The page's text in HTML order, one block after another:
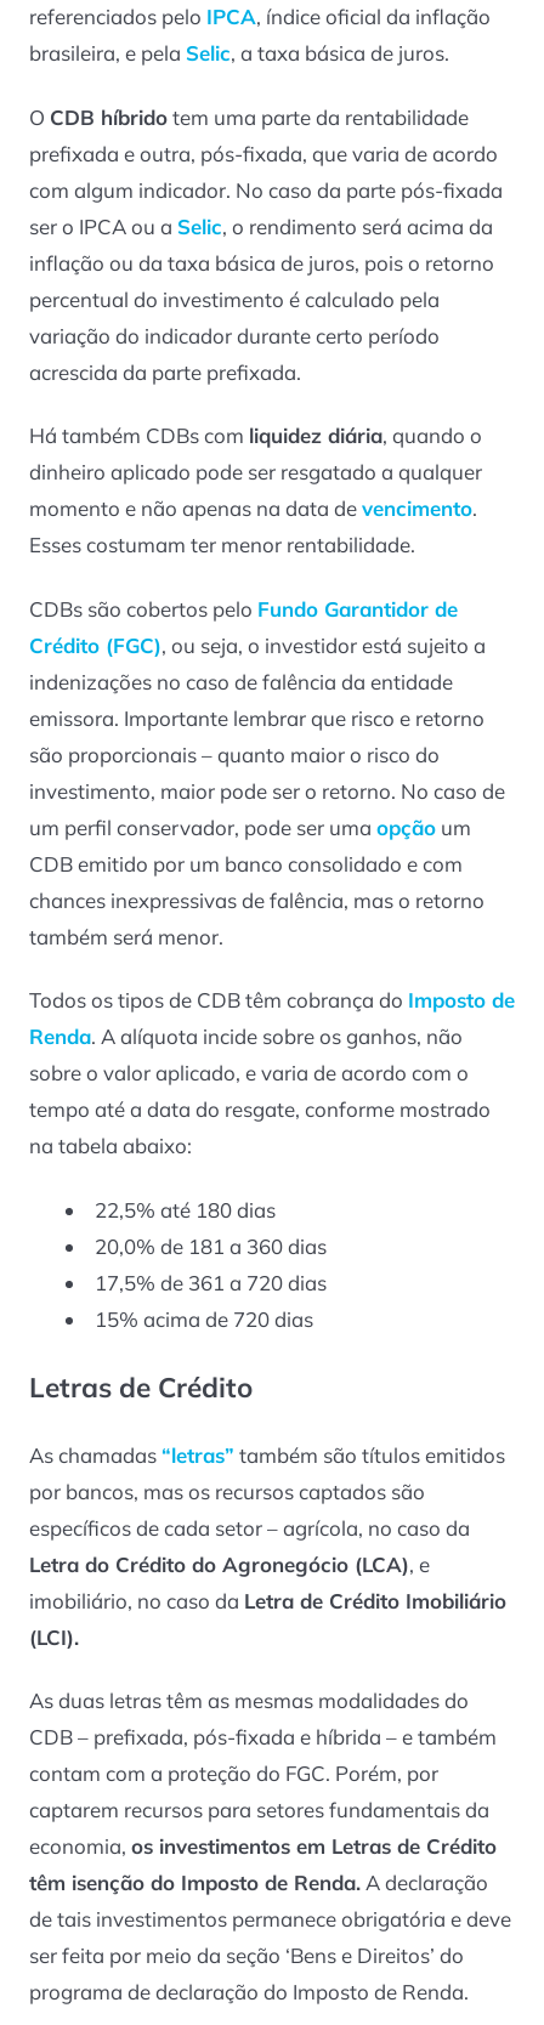
referenciados pelo IPCA, índice oficial da inflação
brasileira, e pela Selic, a taxa básica de juros.
O CDB híbridotem uma parte da rentabilidade
prefixada e outra, pós-fixada, que varia de acordo
com algum indicador. No caso da parte pós-fixada
ser o IPCA ou a Selic, o rendimento será acima da
inflação ou da taxa básica de juros, pois o retorno
percentual do investimento é calculado pela
variação do indicador durante certo período
acrescida da parte prefixada.
Há também CDBs com liquidez diária, quando o
dinheiro aplicado pode ser resgatado a qualquer
momento e não apenas na data devencimento.
Esses costumam ter menor rentabilidade.
CDBs são cobertos pelo Fundo Garantidor de
Crédito (FGC), ou seja, o investidor está sujeito a
indenizações no caso de falência da entidade
emissora. Importante lembrar que risco e retorno
são proporcionais – quanto maior o risco do
investimento, maior pode ser o retorno. No caso de
um perfil conservador, pode ser uma opção um
CDB emitido por um banco consolidado e com
chances inexpressivas de falência, mas o retorno
também será menor.
Todos os tipos de CDB têm cobrança do Imposto de
Renda. A alíquota incide sobre os ganhos, não
sobre o valor aplicado, e varia de acordo com o
tempo até a data do resgate, conforme mostrado
na tabela abaixo:
22,5% até 180 dias
20,0% de 181 a 360 dias
17,5% de 361 a 720 dias
15% acima de 720 dias
Letras de Crédito
As chamadas“letras” também são títulos emitidos
por bancos, mas os recursos captados são
específicos de cada setor – agrícola, no caso da
Letra do Crédito do Agronegócio (LCA), e
imobiliário, no caso da Letra de Crédito Imobiliário
(LCI).
As duas letras têm as mesmas modalidades do
CDB – prefixada, pós-fixada e híbrida – e também
contam com a proteção do FGC. Porém, por
captarem recursos para setores fundamentais da
economia, os investimentos em Letras de Crédito
têm isenção do Imposto de Renda.A declaração
de tais investimentos permanece obrigatória e deve
ser feita por meio da seção ‘Bens e Direitos’ do
programa de declaração do Imposto de Renda.